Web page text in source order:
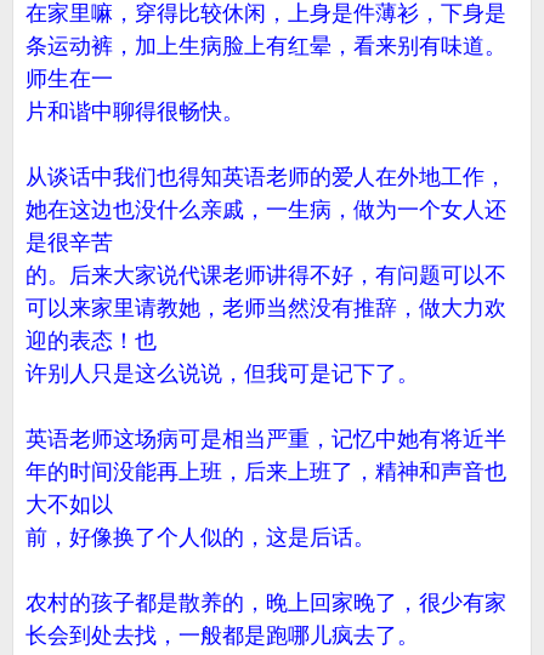
在家里嘛，穿得比较休闲，上身是件薄衫，下身是
条运动裤，加上生病脸上有红晕，看来别有味道。
师生在一
片和谐中聊得很畅快。
从谈话中我们也得知英语老师的爱人在外地工作，
她在这边也没什么亲戚，一生病，做为一个女人还
是很辛苦
的。后来大家说代课老师讲得不好，有问题可以不
可以来家里请教她，老师当然没有推辞，做大力欢
迎的表态！也
许别人只是这么说说，但我可是记下了。
英语老师这场病可是相当严重，记忆中她有将近半
年的时间没能再上班，后来上班了，精神和声音也
大不如以
前，好像换了个人似的，这是后话。
农村的孩子都是散养的，晚上回家晚了，很少有家
长会到处去找，一般都是跑哪儿疯去了。